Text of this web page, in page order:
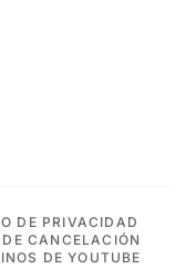
DE PRIVACIDAD
CANCELACIÓN
DE YOUTUBE